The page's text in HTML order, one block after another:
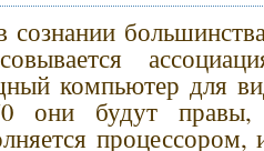
сознании
компьютер для
они будут правы,
процессором,